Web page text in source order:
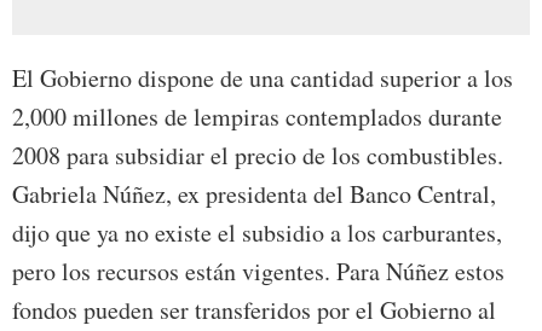
El Gobierno dispone de una cantidad superior a los
2,000 millones de lempiras contemplados durante
2008 para subsidiar el precio de los combustibles.
Gabriela Núñez, ex presidenta del Banco Central,
dijo que ya no existe el subsidio a los carburantes,
pero los recursos están vigentes. Para Núñez estos
fondos pueden ser transferidos por el Gobierno al